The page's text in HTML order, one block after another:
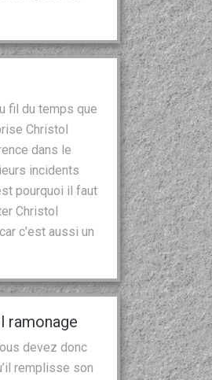
fil du temps que
Christol
dans le
incidents
pourquoi il faut
Christol
c’est aussi un
ramonage
devez donc
remplisse son